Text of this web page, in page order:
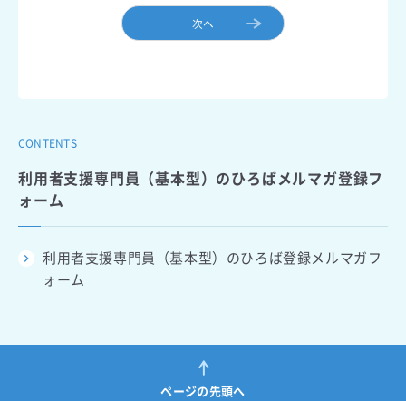
次ヘ
CONTENTS
利用者支援専門員（基本型）のひろばメルマガ登録フ
ォーム
利用者支援専門員（基本型）のひろば登録メルマガフ
ォーム
ページの先頭へ